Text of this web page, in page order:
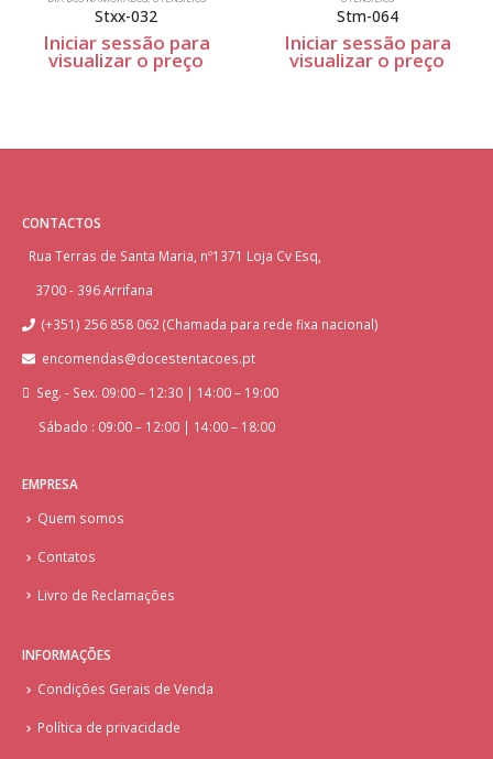
Stxx-032
Iniciar sessão para
visualizar o preço
Stm-064
Iniciar sessão para
visualizar o preço
CONTACTOS
Rua Terras de Santa Maria, nº1371 Loja Cv Esq,
3700 - 396 Arrifana
(+351) 256 858 062 (Chamada para rede fixa nacional)
encomendas@docestentacoes.pt
Seg. - Sex. 09:00 – 12:30 | 14:00 – 19:00
Sábado : 09:00 – 12:00 | 14:00 – 18:00
EMPRESA
Quem somos
Contatos
Livro de Reclamações
INFORMAÇÕES
Condições Gerais de Venda
Política de privacidade